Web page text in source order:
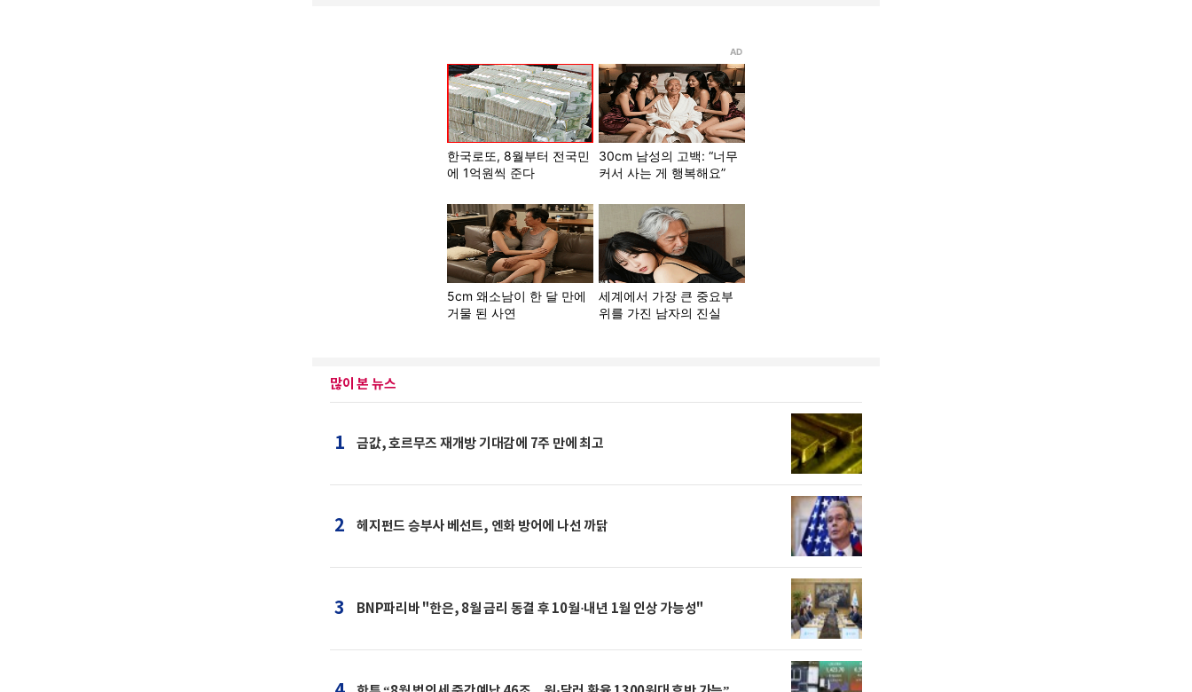
많이 본 뉴스
1 금값, 호르무즈 재개방 기대감에 7주 만에 최고
2 헤지펀드 승부사 베선트, 엔화 방어에 나선 까닭
3 BNP파리바 "한은, 8월 금리 동결 후 10월·내년 1월 인상 가능성"